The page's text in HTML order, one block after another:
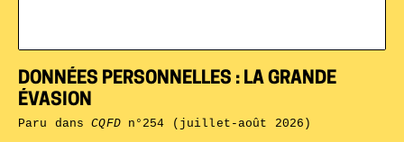
DONNÉES PERSONNELLES : LA GRANDE
ÉVASION
Paru dansCQFDn°254 (juillet-août 2026)